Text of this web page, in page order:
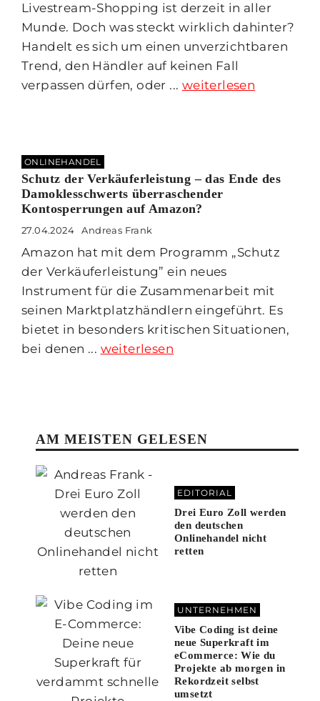
Livestream-Shopping ist derzeit in aller
Munde. Doch was steckt wirklich dahinter?
Handelt es sich um einen unverzichtbaren
Trend, den Händler auf keinen Fall
verpassen dürfen, oder ... weiterlesen
ONLINEHANDEL
Schutz der Verkäuferleistung – das Ende des
Damoklesschwerts überraschender
Kontosperrungen auf Amazon?
27.04.2024 Andreas Frank
Amazon hat mit dem Programm „Schutz
der Verkäuferleistung” ein neues
Instrument für die Zusammenarbeit mit
seinen Marktplatzhändlern eingeführt. Es
bietet in besonders kritischen Situationen,
bei denen ... weiterlesen
AM MEISTEN GELESEN
EDITORIAL
Drei Euro Zoll werden
den deutschen
Onlinehandel nicht
retten
UNTERNEHMEN
Vibe Coding ist deine
neue Superkraft im
eCommerce: Wie du
Projekte ab morgen in
Rekordzeit selbst
umsetzt